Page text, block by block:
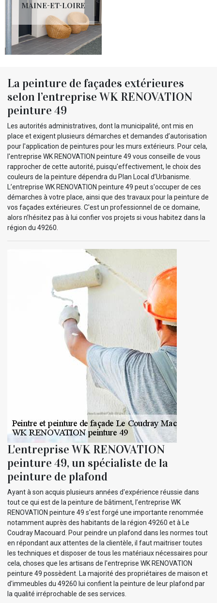
MAINE-ET-LOIRE
La peinture de façades extérieures
selon l’entreprise WK RENOVATION
peinture 49
Les autorités administratives, dont la municipalité, ont mis en
place et exigent plusieurs démarches et demandes d’autorisation
pour l'application de peintures pour les murs extérieurs. Pour cela,
l'entreprise WK RENOVATION peinture 49 vous conseille de vous
rapprocher de cette autorité, puisqu'effectivement, le choix des
couleurs de la peinture dépendra du Plan Local d’Urbanisme.
L’entreprise WK RENOVATION peinture 49 peut s'occuper de ces
démarches à votre place, ainsi que des travaux pour la peinture de
vos façades extérieures. C'est un professionnel de ce domaine,
alors n’hésitez pas à lui confier vos projets si vous habitez dans la
région du 49260.
L'entreprise WK RENOVATION
peinture 49, un spécialiste de la
peinture de plafond
Ayant à son acquis plusieurs années d'expérience réussie dans
tout ce qui est de la peinture de bâtiment, l’entreprise WK
RENOVATION peinture 49 s'est forgé une importante renommée
notamment auprès des habitants de la région 49260 et à Le
Coudray Macouard. Pour peindre un plafond dans les normes tout
en répondant aux attentes de la clientèle, il faut maitriser toutes
les techniques et disposer de tous les matériaux nécessaires pour
cela, choses que les artisans de l'entreprise WK RENOVATION
peinture 49 possèdent. La majorité des propriétaires de maison et
d'immeubles du 49260 lui confient la peinture de leur plafond par
la qualité irréprochable de ses services.